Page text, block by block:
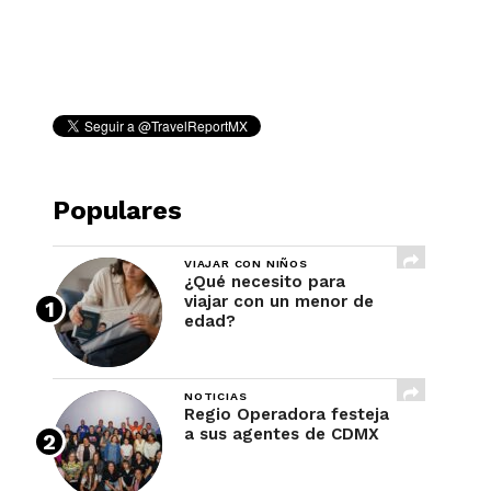
Populares
VIAJAR CON NIÑOS
¿Qué necesito para
viajar con un menor de
edad?
NOTICIAS
Regio Operadora festeja
a sus agentes de CDMX